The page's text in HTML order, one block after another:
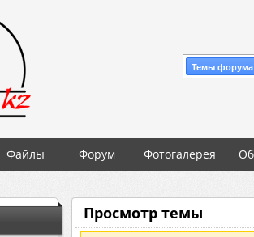
Темы
Файлы Форум Фотогалерея
Просмотр темы